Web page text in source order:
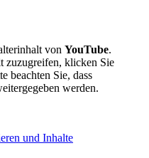
von YouTube.
zuzugreifen, klicken Sie
beachten Sie, dass
werden.
und Inhalte